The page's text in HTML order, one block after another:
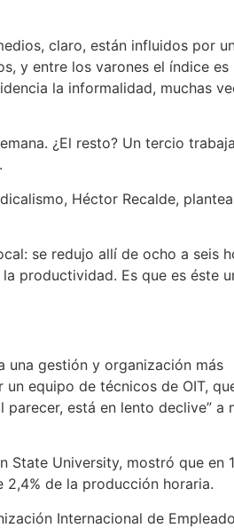
claro, están influidos por
y entre los varones el índice es
la informalidad, muchas
¿El resto? Un tercio trabaja
Héctor Recalde, plantea
se redujo allí de ocho a seis
productividad. Es que es éste
una gestión y organización más
equipo de técnicos de OIT,
está en lento declive” a
State University, mostró que en
2,4% de la producción horaria.
Internacional de